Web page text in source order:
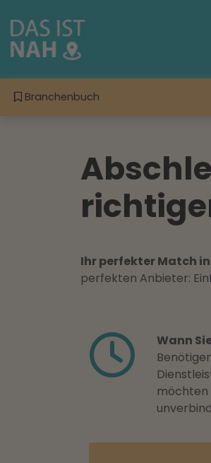
Branchenbuch
Ihr perfekter Match in
perfekten Anbieter:
Wann
möchten